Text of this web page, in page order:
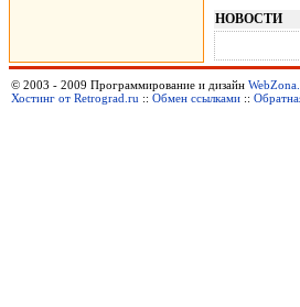
НОВОСТИ
© 2003 - 2009 Программирование и дизайн
Хостинг от Retrograd.ru :: Обмен ссылками ::